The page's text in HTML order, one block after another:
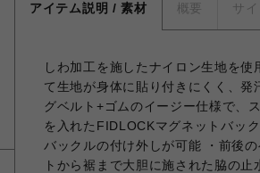
アイテム説明 / 素材 概要 サイ
しわ加工を施したナイロン生地を
て生地が身体に貼り付きにくく、
グベルト+ゴムのイージー仕様で、
を入れたFIDLOCKマグネットバッ
バックルの付け外しが可能 ・前後
トから裾まで大胆に施された脇の